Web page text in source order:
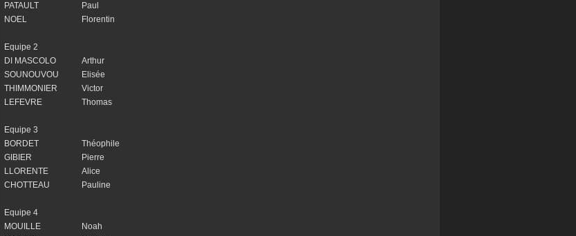
PATAULT
Paul
NOEL
Florentin
Equipe 2
DI MASCOLO
Arthur
SOUNOUVOU
Elisée
THIMMONIER
Victor
LEFEVRE
Thomas
Equipe 3
BORDET
Théophile
GIBIER
Pierre
LLORENTE
Alice
CHOTTEAU
Pauline
Equipe 4
MOUILLE
Noah